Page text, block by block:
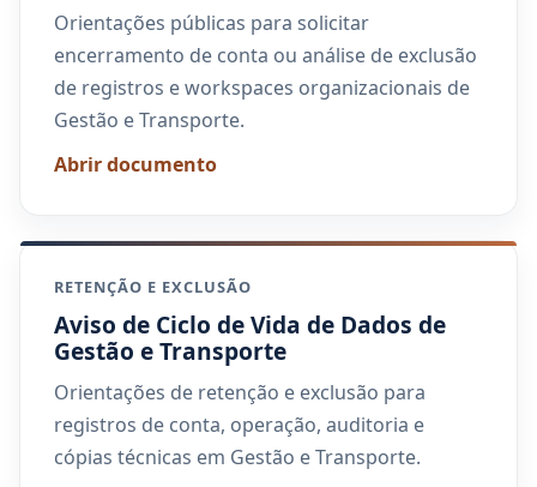
Orientações públicas para solicitar
encerramento de conta ou análise de exclusão
de registros e workspaces organizacionais de
Gestão e Transporte.
Abrir documento
RETENÇÃO E EXCLUSÃO
Aviso de Ciclo de Vida de Dados de
Gestão e Transporte
Orientações de retenção e exclusão para
registros de conta, operação, auditoria e
cópias técnicas em Gestão e Transporte.